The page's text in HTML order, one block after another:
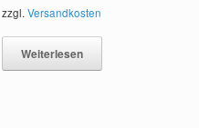
zzgl.Versandkosten
Weiterlesen